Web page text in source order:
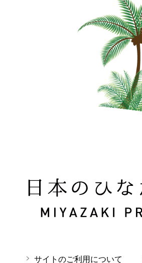
日本のひなた 宮崎県
サイトのご利用について